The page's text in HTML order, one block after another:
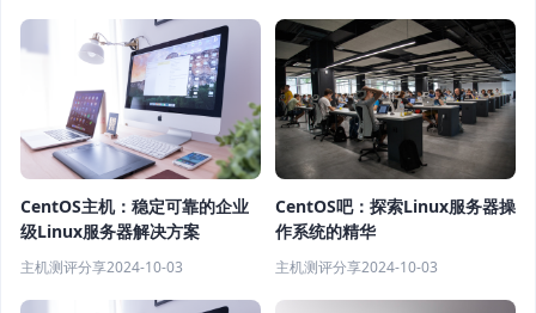
CentOS主机：稳定可靠的企业
级Linux服务器解决方案
主机测评分享2024-10-03
CentOS吧：探索Linux服务器操
作系统的精华
主机测评分享2024-10-03